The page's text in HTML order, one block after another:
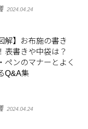
2024.04.24
解】お布施の書き
表書きや中袋は？
ペンのマナーとよく
Q&A集
2024.04.24